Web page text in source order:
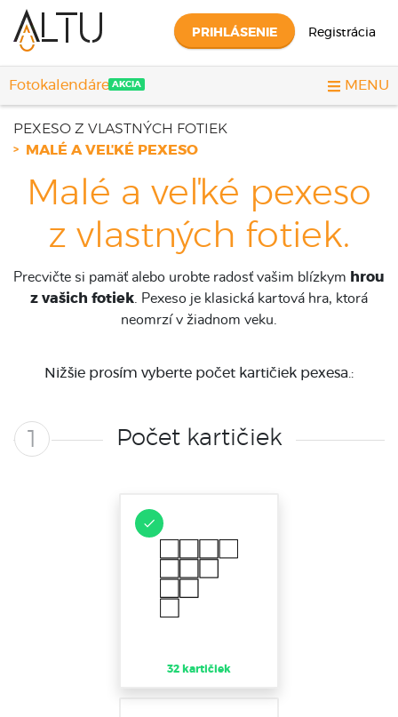
PRIHLÁSENIE Registrácia
Fotokalendáre AKCIA MENU
PEXESO Z VLASTNÝCH FOTIEK
MALÉ A VEĽKÉ PEXESO
Malé a veľké pexeso
z vlastných fotiek.
Precvičte si pamäť alebo urobte radosť vašim blízkym hrou
z vašich fotiek. Pexeso je klasická kartová hra, ktorá
neomrzí v žiadnom veku.
Nižšie prosím vyberte počet kartičiek pexesa.:
1 Počet kartičiek
32 kartičiek